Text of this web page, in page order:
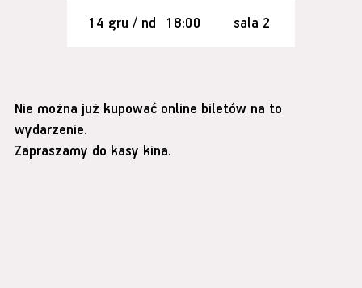
14 gru / nd 18:00 sala 2
Nie można już kupować online biletów na to
wydarzenie.
Zapraszamy do kasy kina.